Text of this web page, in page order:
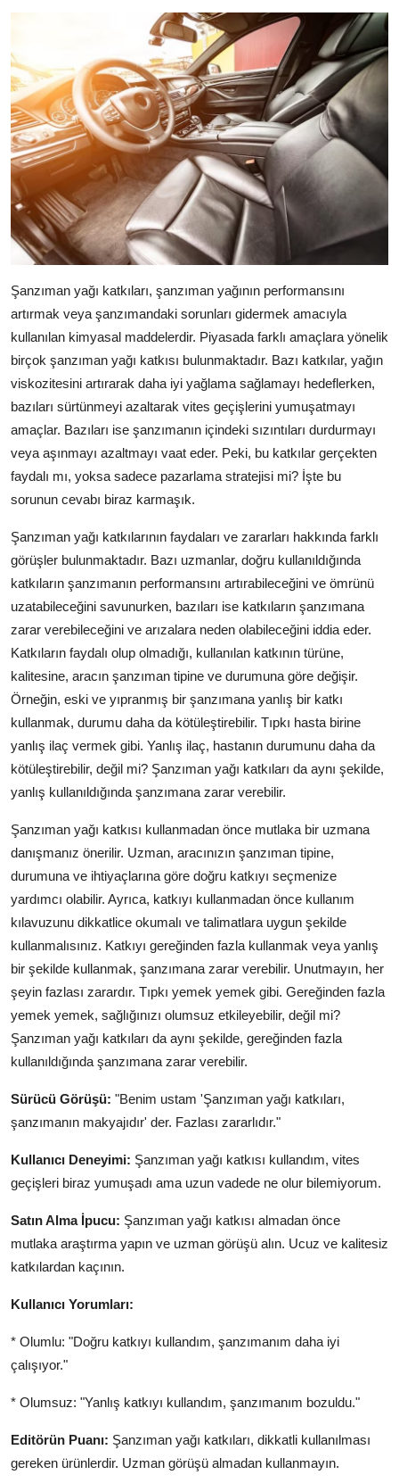
Şanzıman yağı katkıları, şanzıman yağının performansını
artırmak veya şanzımandaki sorunları gidermek amacıyla
kullanılan kimyasal maddelerdir. Piyasada farklı amaçlara yönelik
birçok şanzıman yağı katkısı bulunmaktadır. Bazı katkılar, yağın
viskozitesini artırarak daha iyi yağlama sağlamayı hedeflerken,
bazıları sürtünmeyi azaltarak vites geçişlerini yumuşatmayı
amaçlar. Bazıları ise şanzımanın içindeki sızıntıları durdurmayı
veya aşınmayı azaltmayı vaat eder. Peki, bu katkılar gerçekten
faydalı mı, yoksa sadece pazarlama stratejisi mi? İşte bu
sorunun cevabı biraz karmaşık.
Şanzıman yağı katkılarının faydaları ve zararları hakkında farklı
görüşler bulunmaktadır. Bazı uzmanlar, doğru kullanıldığında
katkıların şanzımanın performansını artırabileceğini ve ömrünü
uzatabileceğini savunurken, bazıları ise katkıların şanzımana
zarar verebileceğini ve arızalara neden olabileceğini iddia eder.
Katkıların faydalı olup olmadığı, kullanılan katkının türüne,
kalitesine, aracın şanzıman tipine ve durumuna göre değişir.
Örneğin, eski ve yıpranmış bir şanzımana yanlış bir katkı
kullanmak, durumu daha da kötüleştirebilir. Tıpkı hasta birine
yanlış ilaç vermek gibi. Yanlış ilaç, hastanın durumunu daha da
kötüleştirebilir, değil mi? Şanzıman yağı katkıları da aynı şekilde,
yanlış kullanıldığında şanzımana zarar verebilir.
Şanzıman yağı katkısı kullanmadan önce mutlaka bir uzmana
danışmanız önerilir. Uzman, aracınızın şanzıman tipine,
durumuna ve ihtiyaçlarına göre doğru katkıyı seçmenize
yardımcı olabilir. Ayrıca, katkıyı kullanmadan önce kullanım
kılavuzunu dikkatlice okumalı ve talimatlara uygun şekilde
kullanmalısınız. Katkıyı gereğinden fazla kullanmak veya yanlış
bir şekilde kullanmak, şanzımana zarar verebilir. Unutmayın, her
şeyin fazlası zarardır. Tıpkı yemek yemek gibi. Gereğinden fazla
yemek yemek, sağlığınızı olumsuz etkileyebilir, değil mi?
Şanzıman yağı katkıları da aynı şekilde, gereğinden fazla
kullanıldığında şanzımana zarar verebilir.
Sürücü Görüşü: "Benim ustam 'Şanzıman yağı katkıları,
şanzımanın makyajıdır' der. Fazlası zararlıdır."
Kullanıcı Deneyimi: Şanzıman yağı katkısı kullandım, vites
geçişleri biraz yumuşadı ama uzun vadede ne olur bilemiyorum.
Satın Alma İpucu: Şanzıman yağı katkısı almadan önce
mutlaka araştırma yapın ve uzman görüşü alın. Ucuz ve kalitesiz
katkılardan kaçının.
Kullanıcı Yorumları:
* Olumlu: "Doğru katkıyı kullandım, şanzımanım daha iyi
çalışıyor."
* Olumsuz: "Yanlış katkıyı kullandım, şanzımanım bozuldu."
Editörün Puanı: Şanzıman yağı katkıları, dikkatli kullanılması
gereken ürünlerdir. Uzman görüşü almadan kullanmayın.